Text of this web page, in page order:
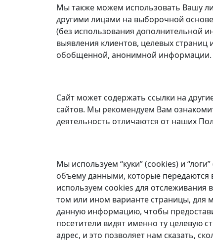
Мы также можем использовать Вашу
другими лицами на выборочной
(без использования дополнительной
выявления клиентов, целевых
обобщенной, анонимной информации.
Сайт может содержать ссылки на
сайтов. Мы рекомендуем Вам
деятельность отличаются от наших
Мы используем “куки” (cookies) и
объему данными, которые передаются
используем cookies для отслеживания
том или ином варианте страницы, для
данную информацию, чтобы
посетители видят именно ту целевую
адрес, и это позволяет нам сказать,